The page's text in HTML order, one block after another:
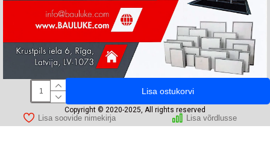
Lisa ostukorvi
Lisa soovide nimekirja Lisa võrdlusse
Copyright © 2020-2025, All rights reserved